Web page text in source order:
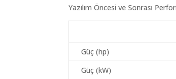
Yazılım Öncesi ve Sonrası
Güç (hp)
Güç (kW)